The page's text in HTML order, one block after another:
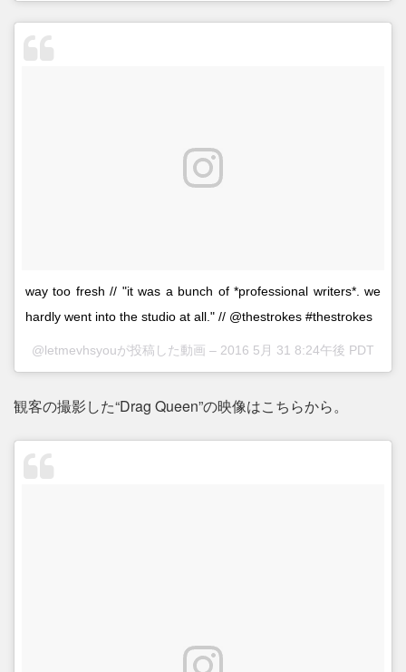
way too fresh // "it was a bunch of *professional writers*. we
hardly went into the studio at all." // @thestrokes #thestrokes
@letmevhsyouが投稿した動画 – 2016 5月 31 8:24午後 PDT
観客の撮影した“Drag Queen”の映像はこちらから。